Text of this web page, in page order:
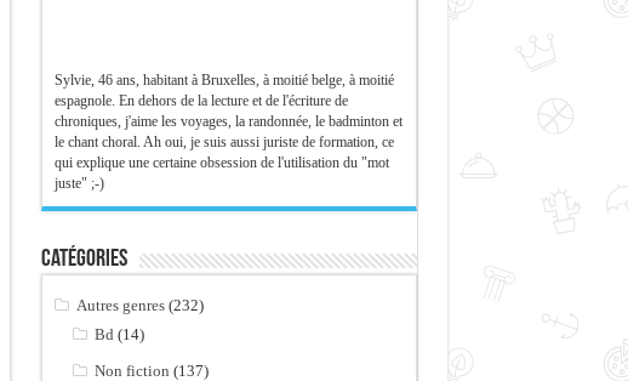
Sylvie, 46 ans, habitant à Bruxelles, à moitié belge, à moitié
espagnole. En dehors de la lecture et de l'écriture de
chroniques, j'aime les voyages, la randonnée, le badminton et
le chant choral. Ah oui, je suis aussi juriste de formation, ce
qui explique une certaine obsession de l'utilisation du "mot
juste" ;-)
Catégories
Autres genres (232)
Bd (14)
Non fiction (137)